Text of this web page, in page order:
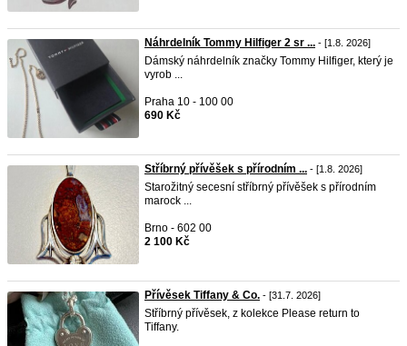
Náhrdelník Tommy Hilfiger 2 sr ... - [1.8. 2026]
Dámský náhrdelník značky Tommy Hilfiger, který je
vyrob ...
Praha 10 - 100 00
690 Kč
Stříbrný přívěšek s přírodním ... - [1.8. 2026]
Starožitný secesní stříbrný přívěšek s přírodním
marock ...
Brno - 602 00
2 100 Kč
Přívěsek Tiffany & Co. - [31.7. 2026]
Stříbrný přívěsek, z kolekce Please return to
Tiffany.